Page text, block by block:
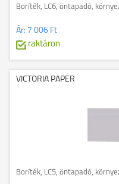
Boríték, LC6, öntapadó,
Ár: 7 006 Ft
raktáron
VICTORIA PAPER
Boríték, LC5, öntapadó,